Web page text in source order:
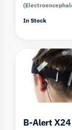
In Stock
B-Alert X24